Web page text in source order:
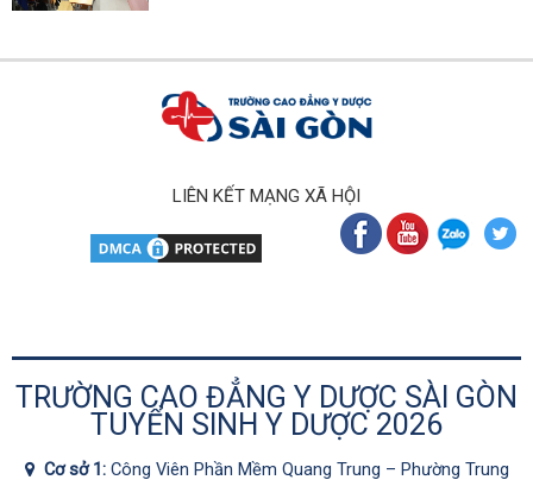
LIÊN KẾT MẠNG XÃ HỘI
TRƯỜNG CAO ĐẲNG Y DƯỢC SÀI GÒN
TUYỂN SINH Y DƯỢC 2026
Cơ sở 1: Công Viên Phần Mềm Quang Trung – Phường Trung